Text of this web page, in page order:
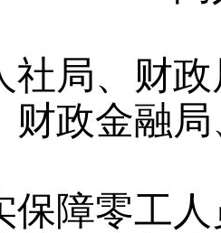
社局、财
财政金融
零工人